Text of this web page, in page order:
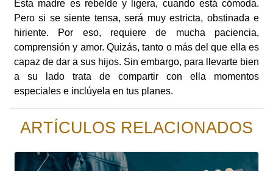
Esta madre es rebelde y ligera, cuando está cómoda.
Pero si se siente tensa, será muy estricta, obstinada e
hiriente. Por eso, requiere de mucha paciencia,
comprensión y amor. Quizás, tanto o más del que ella es
capaz de dar a sus hijos. Sin embargo, para llevarte bien
a su lado trata de compartir con ella momentos
especiales e inclúyela en tus planes.
ARTÍCULOS RELACIONADOS